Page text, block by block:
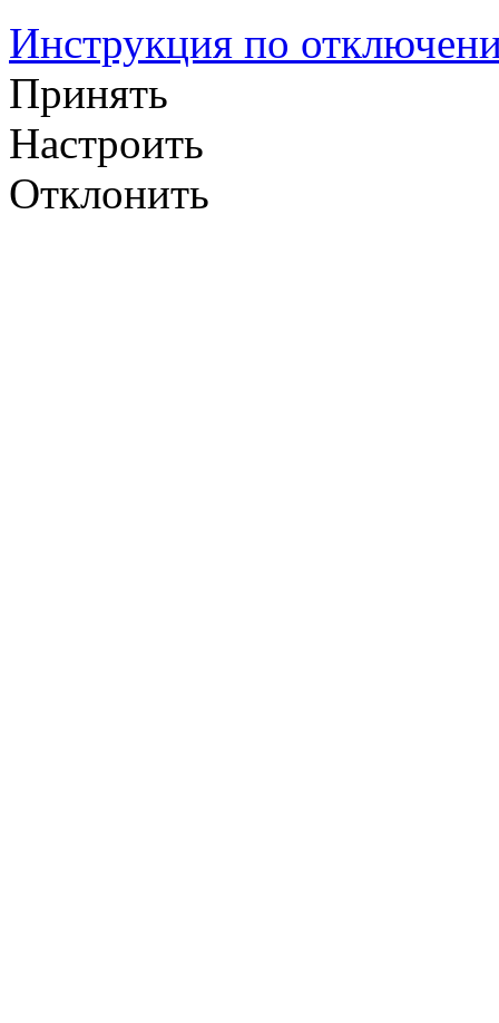
Инструкция по
Принять
Настроить
Отклонить